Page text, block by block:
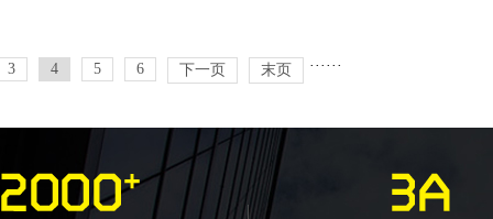
···
3 4 5 6 ···
下一页 末页